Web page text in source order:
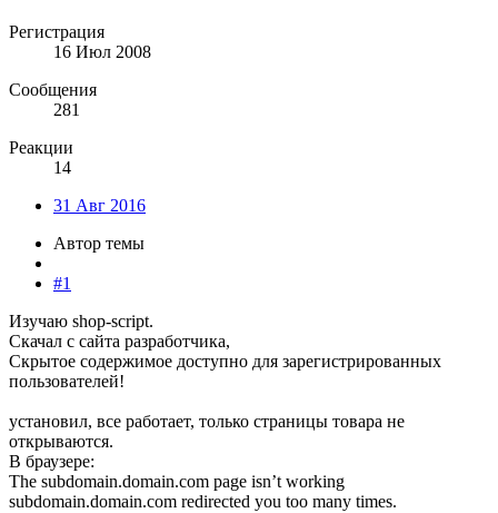
Регистрация
16 Июл 2008
Сообщения
281
Реакции
14
31 Авг 2016
Автор темы
#1
Изучаю shop-script.
Скачал с сайта разработчика,
Скрытое содержимое доступно для зарегистрированных
пользователей!
установил, все работает, только страницы товара не
открываются.
В браузере:
The subdomain.domain.com page isn’t working
subdomain.domain.com redirected you too many times.